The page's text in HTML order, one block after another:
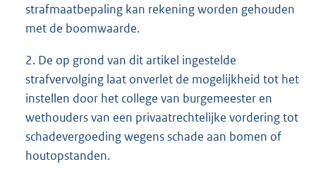
strafmaatbepaling kan rekening worden gehouden
met de boomwaarde.
2. De op grond van dit artikel ingestelde
strafvervolging laat onverlet de mogelijkheid tot het
instellen door het college van burgemeester en
wethouders van een privaatrechtelijke vordering tot
schadevergoeding wegens schade aan bomen of
houtopstanden.